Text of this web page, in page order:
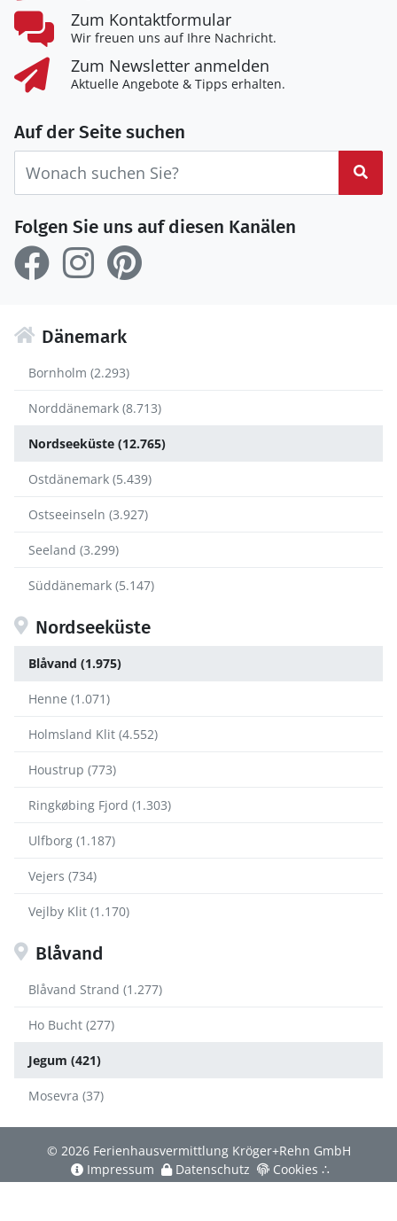
Zum Kontaktformular
Wir freuen uns auf Ihre Nachricht.
Zum Newsletter anmelden
Aktuelle Angebote & Tipps erhalten.
Auf der Seite suchen
Folgen Sie uns auf diesen Kanälen
Dänemark
Bornholm (2.293)
Norddänemark (8.713)
Nordseeküste (12.765)
Ostdänemark (5.439)
Ostseeinseln (3.927)
Seeland (3.299)
Süddänemark (5.147)
Nordseeküste
Blåvand (1.975)
Henne (1.071)
Holmsland Klit (4.552)
Houstrup (773)
Ringkøbing Fjord (1.303)
Ulfborg (1.187)
Vejers (734)
Vejlby Klit (1.170)
Blåvand
Blåvand Strand (1.277)
Ho Bucht (277)
Jegum (421)
Mosevra (37)
© 2026 Ferienhausvermittlung Kröger+Rehn GmbH
Impressum
Datenschutz Cookies ∴